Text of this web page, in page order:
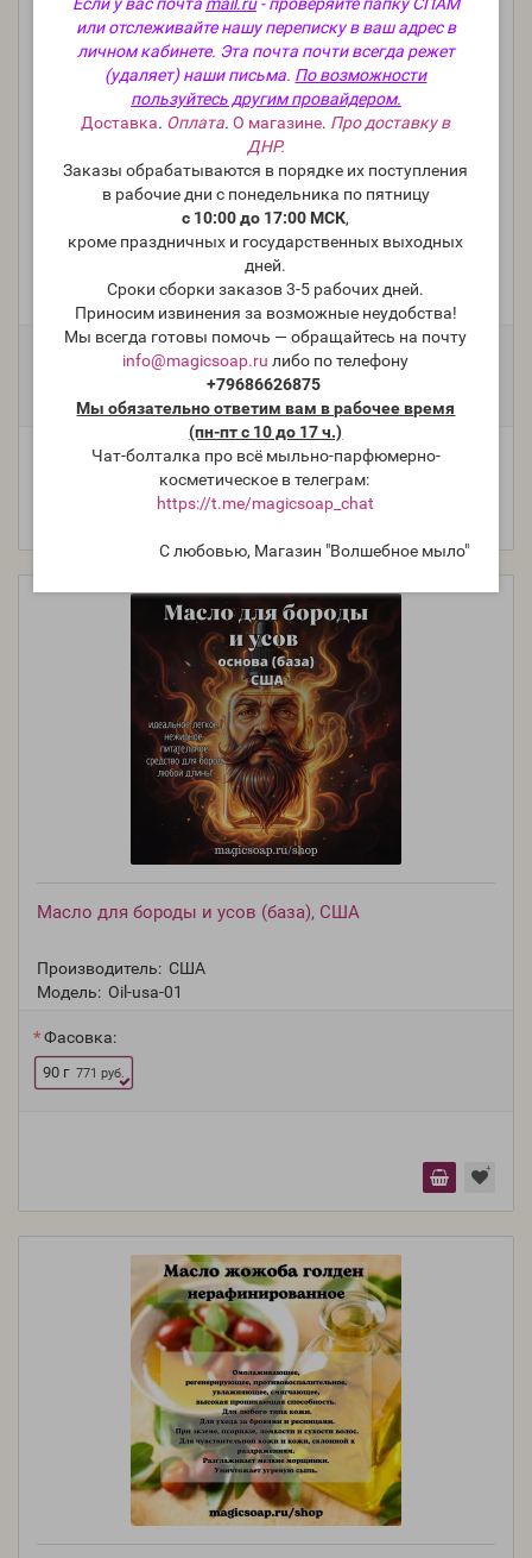
или отслеживайте нашу переписку в ваш адрес в
личном кабинете. Эта почта почти всегда режет
(удаляет) наши письма. По возможности
пользуйтесь другим провайдером.
Доставка. Оплата.О магазине. Про доставку в
ДНР.
Заказы обрабатываются в порядке их поступления
в рабочие дни с понедельника по пятницу
с 10:00 до 17:00 МСК,
кроме праздничных и государственных выходных
дней.
Сроки сборки заказов 3-5 рабочих дней.
Приносим извинения за возможные неудобства!
Мы всегда готовы помочь — обращайтесь на почту
info@magicsoap.ru либо по телефону
+79686626875
Мы обязательно ответим вам в рабочее время
(пн-пт с 10 до 17 ч.)
Чат-болталка про всё мыльно-парфюмерно-
косметическое в телеграм:
https://t.me/magicsoap_chat
С любовью, Магазин "Волшебное мыло"
Масло виноградных косточек (раф.)
Модель: Oil-015
472 руб. 225 г 260 руб.
Масло для бороды и усов (база), США
Производитель: США
Модель: Oil-usa-01
Фасовка:
90 г 771 руб.